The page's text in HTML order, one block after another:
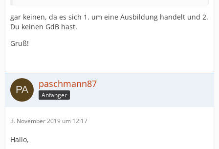
gar keinen, da es sich 1. um eine Ausbildung handelt und 2.
Du keinen GdB hast.
Gruß!
paschmann87
Anfänger
3. November 2019 um 12:17
Hallo,